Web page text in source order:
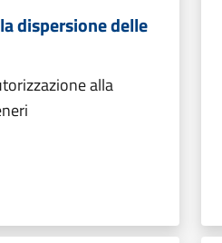
dispersione delle
alla